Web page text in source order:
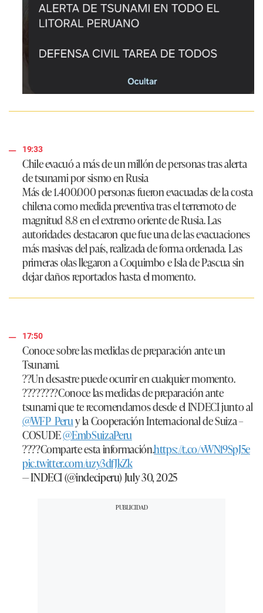
19:33
Chile evacuó a más de un millón de personas tras alerta
de tsunami por sismo en Rusia
Más de 1.400.000 personas fueron evacuadas de la costa
chilena como medida preventiva tras el terremoto de
magnitud 8.8 en el extremo oriente de Rusia. Las
autoridades destacaron que fue una de las evacuaciones
más masivas del país, realizada de forma ordenada. Las
primeras olas llegaron a Coquimbo e Isla de Pascua sin
dejar daños reportados hasta el momento.
17:50
Conoce sobre las medidas de preparación ante un
Tsunami.
??Un desastre puede ocurrir en cualquier momento.
????????Conoce las medidas de preparación ante
tsunami que te recomendamos desde el INDECI junto al
@WFP_Peruy la Cooperación Internacional de Suiza –
COSUDE@EmbSuizaPeru
????Comparte esta información.https://t.co/vWN19SpJ5e
pic.twitter.com/uzy3dfJkZk
— INDECI (@indeciperu)July 30, 2025